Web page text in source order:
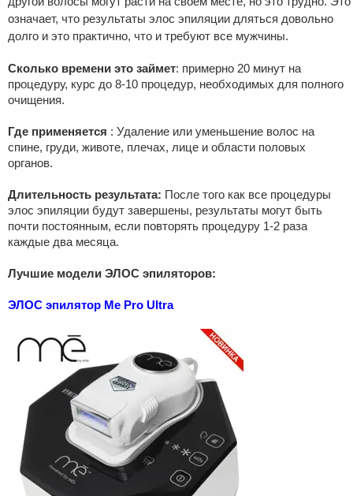
означает, что результаты элос эпиляции дляться довольно
долго и это практично, что и требуют все мужчины.
Сколько времени это займет: примерно 20 минут на
процедуру, курс до 8-10 процедур, необходимых для полного
очищения.
Где применяется : Удаление или уменьшение волос на
спине, груди, животе, плечах, лице и области половых
органов.
Длительность результата: После того как все процедуры
элос эпиляции будут завершены, результаты могут быть
почти постоянным, если повторять процедуру 1-2 раза
каждые два месяца.
Лучшие модели ЭЛОС эпиляторов:
ЭЛОС эпилятор Me Pro Ultra